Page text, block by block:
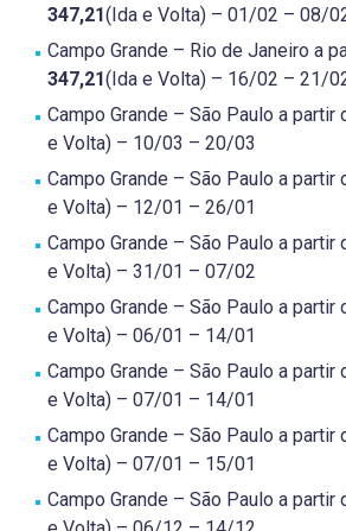
347,21(Ida e Volta) – 01/02 – 08/
Campo Grande – Rio de Janeiro a
347,21(Ida e Volta) – 16/02 – 21/
Campo Grande – São Paulo a partir
e Volta) – 10/03 – 20/03
Campo Grande – São Paulo a partir
e Volta) – 12/01 – 26/01
Campo Grande – São Paulo a partir
e Volta) – 31/01 – 07/02
Campo Grande – São Paulo a partir
e Volta) – 06/01 – 14/01
Campo Grande – São Paulo a partir
e Volta) – 07/01 – 14/01
Campo Grande – São Paulo a partir
e Volta) – 07/01 – 15/01
Campo Grande – São Paulo a partir